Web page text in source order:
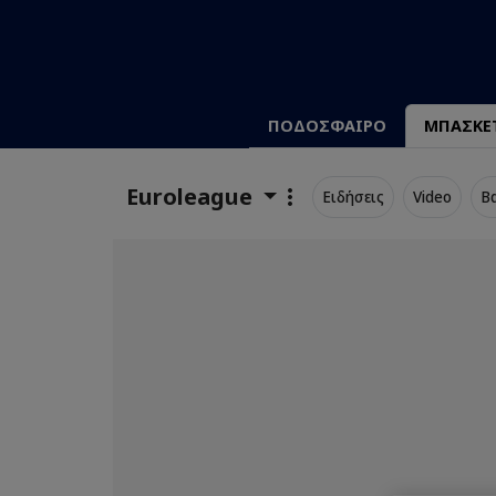
ΠΟΔΟΣΦΑΙΡΟ
Euroleague Ειδήσεις Video